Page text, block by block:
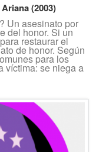
(2003)
Un asesinato por
del honor. Si un
restaurar el
de honor. Según
para los
víctima: se niega a